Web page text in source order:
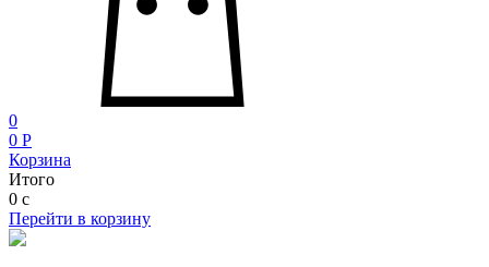
0
0 P
Корзина
Итого
0 c
Перейти в корзину